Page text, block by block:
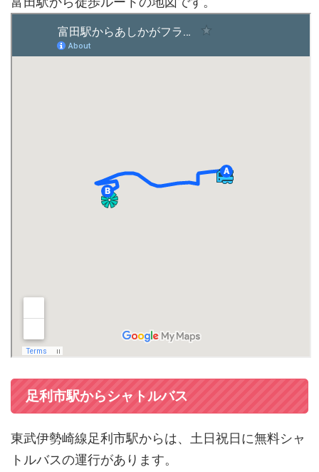
足利市駅からシャトルバス
東武伊勢崎線足利市駅からは、土日祝日に無料シャ
トルバスの運行があります。